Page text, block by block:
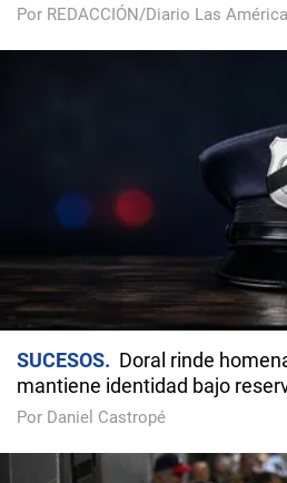
Por REDACCIÓN/Diario Las
SUCESOS
Doral rinde
mantiene identidad bajo
Por Daniel Castropé